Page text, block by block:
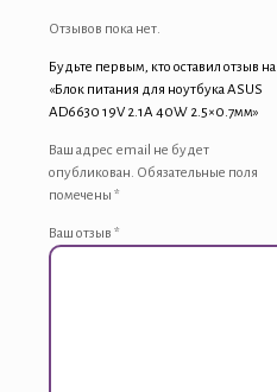
Отзывов пока нет.
Будьте первым, кто оставил отзыв на
«Блок питания для ноутбука ASUS
AD6630 19V 2.1A 40W 2.5×0.7мм»
Ваш адрес email не будет
опубликован. Обязательные поля
помечены *
Ваш отзыв *